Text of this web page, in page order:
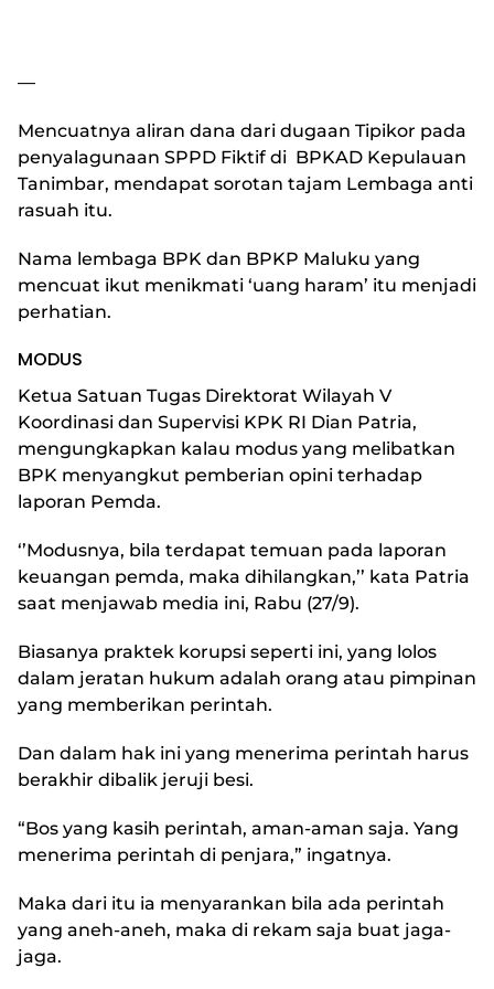
—
Mencuatnya aliran dana dari dugaan Tipikor pada
penyalagunaan SPPD Fiktif di BPKAD Kepulauan
Tanimbar, mendapat sorotan tajam Lembaga anti
rasuah itu.
Nama lembaga BPK dan BPKP Maluku yang
mencuat ikut menikmati ‘uang haram’ itu menjadi
perhatian.
MODUS
Ketua Satuan Tugas Direktorat Wilayah V
Koordinasi dan Supervisi KPK RI Dian Patria,
mengungkapkan kalau modus yang melibatkan
BPK menyangkut pemberian opini terhadap
laporan Pemda.
‘’Modusnya, bila terdapat temuan pada laporan
keuangan pemda, maka dihilangkan,’’ kata Patria
saat menjawab media ini, Rabu (27/9).
Biasanya praktek korupsi seperti ini, yang lolos
dalam jeratan hukum adalah orang atau pimpinan
yang memberikan perintah.
Dan dalam hak ini yang menerima perintah harus
berakhir dibalik jeruji besi.
“Bos yang kasih perintah, aman-aman saja. Yang
menerima perintah di penjara,” ingatnya.
Maka dari itu ia menyarankan bila ada perintah
yang aneh-aneh, maka di rekam saja buat jaga-
jaga.